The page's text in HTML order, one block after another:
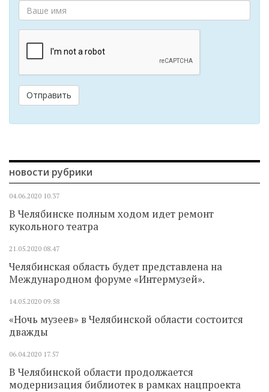
Отправить
новости рубрики
04.06.2020 10.37
В Челябинске полным ходом идет ремонт
кукольного театра
21.05.2020 08.47
Челябинская область будет представлена на
Международном форуме «Интермузей».
14.05.2020 09.58
«Ночь музеев» в Челябинской области состоится
дважды
06.04.2020 17.57
В Челябинской области продолжается
модернизация библиотек в рамках нацпроекта